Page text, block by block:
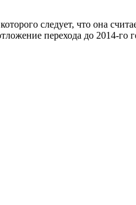
следует, что она
перехода до 2014-го